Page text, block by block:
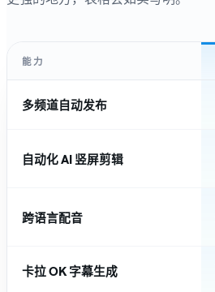
能力
多频道自动发布
自动化 AI 竖屏剪辑
跨语言配音
卡拉 OK 字幕生成